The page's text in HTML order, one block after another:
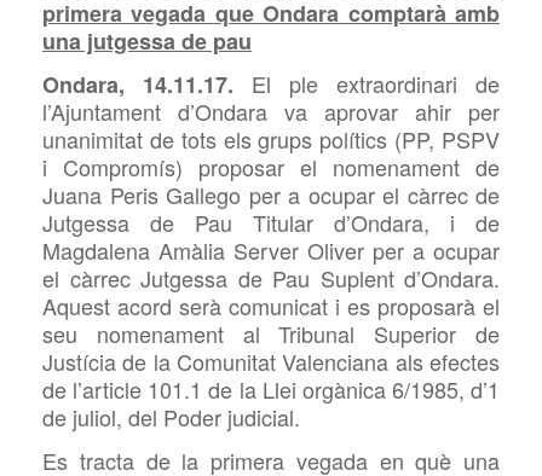
primera vegada que Ondara comptarà amb
una jutgessa de pau
Ondara, 14.11.17. El ple extraordinari de
l’Ajuntament d’Ondara va aprovar ahir per
unanimitat de tots els grups polítics (PP, PSPV
i Compromís) proposar el nomenament de
Juana Peris Gallego per a ocupar el càrrec de
Jutgessa de Pau Titular d’Ondara, i de
Magdalena Amàlia Server Oliver per a ocupar
el càrrec Jutgessa de Pau Suplent d’Ondara.
Aquest acord serà comunicat i es proposarà el
seu nomenament al Tribunal Superior de
Justícia de la Comunitat Valenciana als efectes
de l’article 101.1 de la Llei orgànica 6/1985, d’1
de juliol, del Poder judicial.
Es tracta de la primera vegada en què una